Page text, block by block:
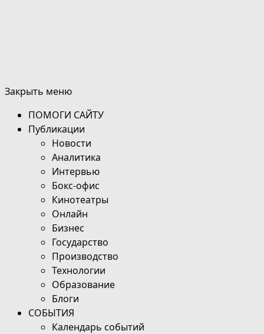
Закрыть меню
ПОМОГИ САЙТУ
Публикации
Новости
Аналитика
Интервью
Бокс-офис
Кинотеатры
Онлайн
Бизнес
Государство
Производство
Технологии
Образование
Блоги
СОБЫТИЯ
Календарь событий